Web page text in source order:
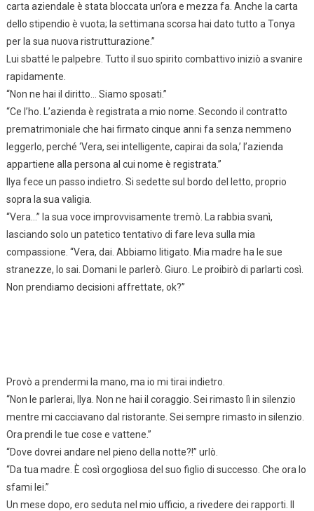
carta aziendale è stata bloccata un’ora e mezza fa. Anche la carta
dello stipendio è vuota; la settimana scorsa hai dato tutto a Tonya
per la sua nuova ristrutturazione.”
Lui sbatté le palpebre. Tutto il suo spirito combattivo iniziò a svanire
rapidamente.
“Non ne hai il diritto… Siamo sposati.”
“Ce l’ho. L’azienda è registrata a mio nome. Secondo il contratto
prematrimoniale che hai firmato cinque anni fa senza nemmeno
leggerlo, perché ‘Vera, sei intelligente, capirai da sola,’ l’azienda
appartiene alla persona al cui nome è registrata.”
Ilya fece un passo indietro. Si sedette sul bordo del letto, proprio
sopra la sua valigia.
“Vera…” la sua voce improvvisamente tremò. La rabbia svanì,
lasciando solo un patetico tentativo di fare leva sulla mia
compassione. “Vera, dai. Abbiamo litigato. Mia madre ha le sue
stranezze, lo sai. Domani le parlerò. Giuro. Le proibirò di parlarti così.
Non prendiamo decisioni affrettate, ok?”
Provò a prendermi la mano, ma io mi tirai indietro.
“Non le parlerai, Ilya. Non ne hai il coraggio. Sei rimasto lì in silenzio
mentre mi cacciavano dal ristorante. Sei sempre rimasto in silenzio.
Ora prendi le tue cose e vattene.”
“Dove dovrei andare nel pieno della notte?!” urlò.
“Da tua madre. È così orgogliosa del suo figlio di successo. Che ora lo
sfami lei.”
Un mese dopo, ero seduta nel mio ufficio, a rivedere dei rapporti. Il